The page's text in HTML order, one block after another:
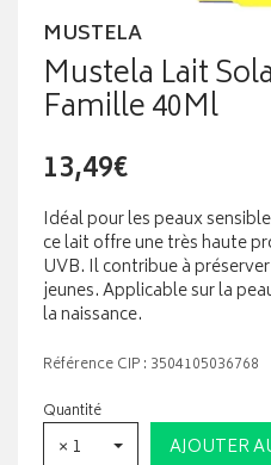
MUSTELA
Mustela Lait
Famille 40Ml
13,49€
Idéal pour les peaux
ce lait offre une très haute
UVB. Il contribue à
jeunes. Applicable sur la
la naissance.
Référence CIP : 3504105036768
Quantité
× 1
AJOUTER